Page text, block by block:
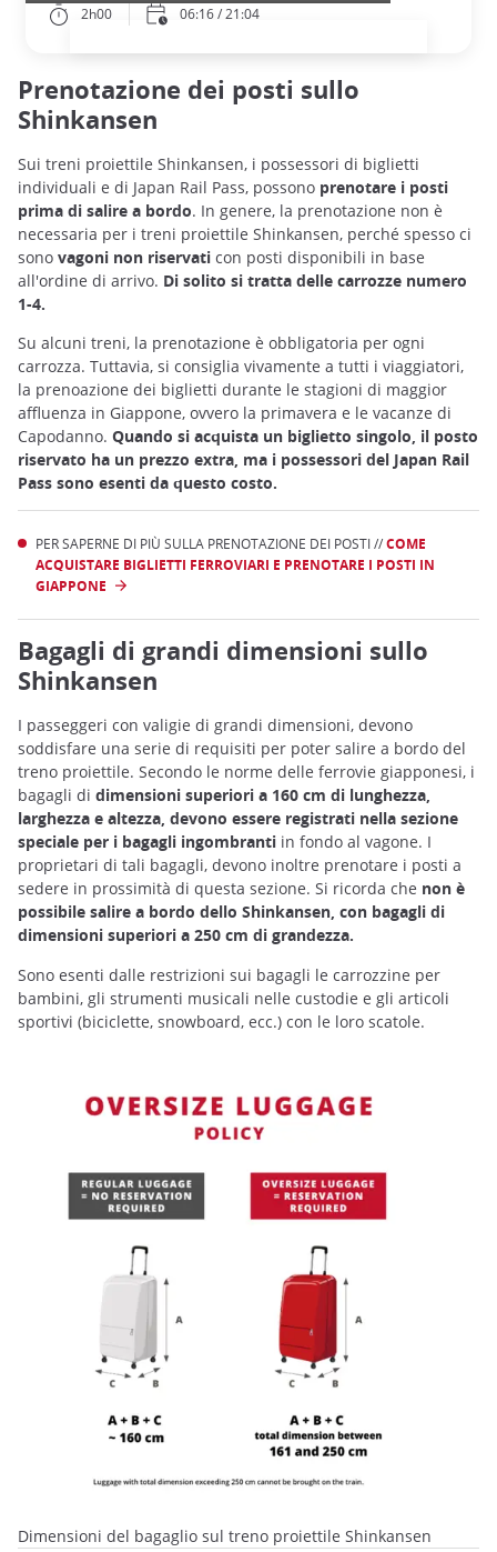
2h00 06:16 / 21:04
Prenotazione dei posti sullo
Shinkansen
Sui treni proiettile Shinkansen, i possessori di biglietti
individuali e di Japan Rail Pass, possono prenotare i posti
prima di salire a bordo. In genere, la prenotazione non è
necessaria per i treni proiettile Shinkansen, perché spesso ci
sono vagoni non riservati con posti disponibili in base
all'ordine di arrivo. Di solito si tratta delle carrozze numero
1-4.
Su alcuni treni, la prenotazione è obbligatoria per ogni
carrozza. Tuttavia, si consiglia vivamente a tutti i viaggiatori,
la prenoazione dei biglietti durante le stagioni di maggior
affluenza in Giappone, ovvero la primavera e le vacanze di
Capodanno. Quando si acquista un biglietto singolo, il posto
riservato ha un prezzo extra, ma i possessori del Japan Rail
Pass sono esenti da questo costo.
PER SAPERNE DI PIÙ SULLA PRENOTAZIONE DEI POSTI //COME
ACQUISTARE BIGLIETTI FERROVIARI E PRENOTARE I POSTI IN
GIAPPONE
Bagagli di grandi dimensioni sullo
Shinkansen
I passeggeri con valigie di grandi dimensioni, devono
soddisfare una serie di requisiti per poter salire a bordo del
treno proiettile. Secondo le norme delle ferrovie giapponesi, i
bagagli di dimensioni superiori a 160 cm di lunghezza,
larghezza e altezza, devono essere registrati nella sezione
speciale per i bagagli ingombranti in fondo al vagone. I
proprietari di tali bagagli, devono inoltre prenotare i posti a
sedere in prossimità di questa sezione. Si ricorda che non è
possibile salire a bordo dello Shinkansen, con bagagli di
dimensioni superiori a 250 cm di grandezza.
Sono esenti dalle restrizioni sui bagagli le carrozzine per
bambini, gli strumenti musicali nelle custodie e gli articoli
sportivi (biciclette, snowboard, ecc.) con le loro scatole.
Dimensioni del bagaglio sul treno proiettile Shinkansen